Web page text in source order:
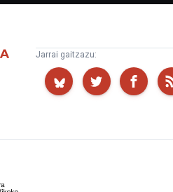
Jarrai gaitzazu: